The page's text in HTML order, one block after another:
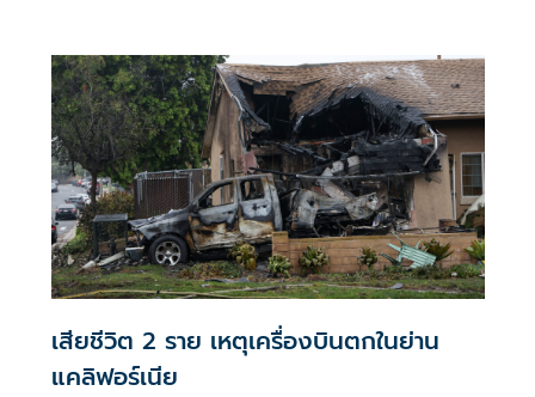
เสียชีวิต 2 ราย เหตุเครื่องบินตกในย่าน
แคลิฟอร์เนีย